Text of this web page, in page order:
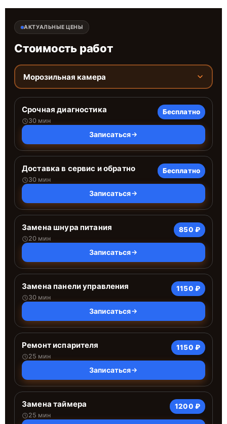
АКТУАЛЬНЫЕ ЦЕНЫ
Стоимость работ
Морозильная камера
Срочная диагностика
30 мин
Бесплатно
Записаться
Доставка в сервис и обратно
30 мин
Бесплатно
Записаться
Замена шнура питания
20 мин
850 ₽
Записаться
Замена панели управления
30 мин
1150 ₽
Записаться
Ремонт испарителя
25 мин
1150 ₽
Записаться
Замена таймера
25 мин
1200 ₽